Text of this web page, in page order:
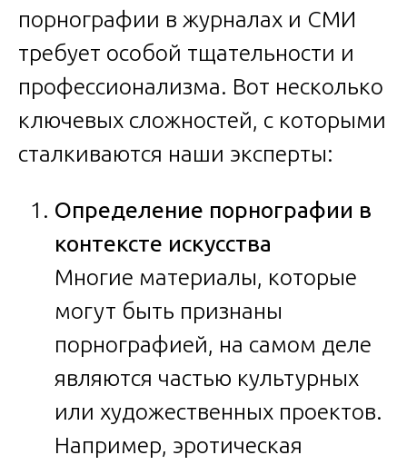
порнографии в журналах и СМИ
требует особой тщательности и
профессионализма. Вот несколько
ключевых сложностей, с которыми
сталкиваются наши эксперты:
Определение порнографии в
контексте искусства
Многие материалы, которые
могут быть признаны
порнографией, на самом деле
являются частью культурных
или художественных проектов.
Например, эротическая